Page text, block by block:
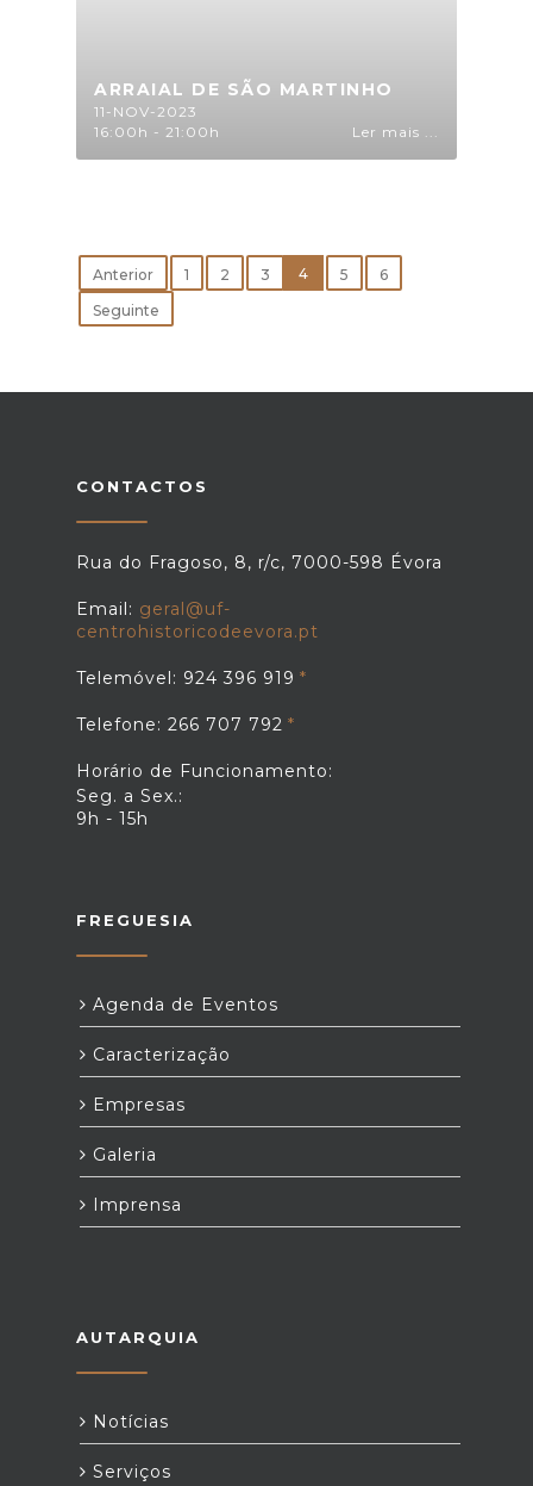
ARRAIAL DE SÃO MARTINHO
11-NOV-2023
16:00h - 21:00h
Ler mais ...
Anterior 1 2 3 4 5
6
Seguinte
CONTACTOS
Rua do Fragoso, 8, r/c, 7000-598 Évora
Email: geral@uf-
centrohistoricodeevora.pt
Telemóvel: 924 396 919
Telefone: 266 707 792
Horário de Funcionamento:
Seg. a Sex.:
9h - 15h
FREGUESIA
Agenda de Eventos
Caracterização
Empresas
Galeria
Imprensa
AUTARQUIA
Notícias
Serviços